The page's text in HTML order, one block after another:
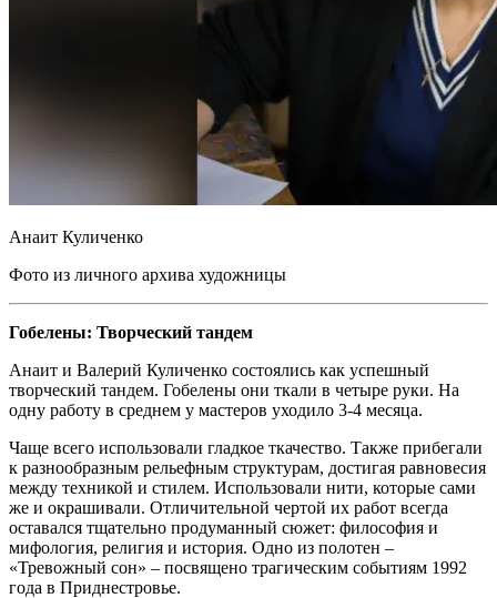
Анаит Куличенко
Фото из личного архива художницы
Гобелены: Творческий тандем
Анаит и Валерий Куличенко состоялись как успешный
творческий тандем. Гобелены они ткали в четыре руки. На
одну работу в среднем у мастеров уходило 3-4 месяца.
Чаще всего использовали гладкое ткачество. Также прибегали
к разнообразным рельефным структурам, достигая равновесия
между техникой и стилем. Использовали нити, которые сами
же и окрашивали. Отличительной чертой их работ всегда
оставался тщательно продуманный сюжет: философия и
мифология, религия и история. Одно из полотен –
«Тревожный сон» – посвящено трагическим событиям 1992
года в Приднестровье.